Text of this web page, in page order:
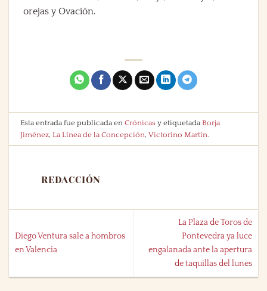
orejas y Ovación.
Esta entrada fue publicada enCrónicas y etiquetadaBorja
Jiménez,La Línea de la Concepción,Victorino Martín
REDACCIÓN
Diego Ventura sale a hombros
en Valencia
La Plaza de Toros de
Pontevedra ya luce
engalanada ante la apertura
de taquillas del lunes